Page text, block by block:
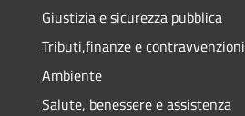
Giustizia e sicurezza pubblica
Tributi,finanze e contravvenzioni
Ambiente
Salute, benessere e assistenza